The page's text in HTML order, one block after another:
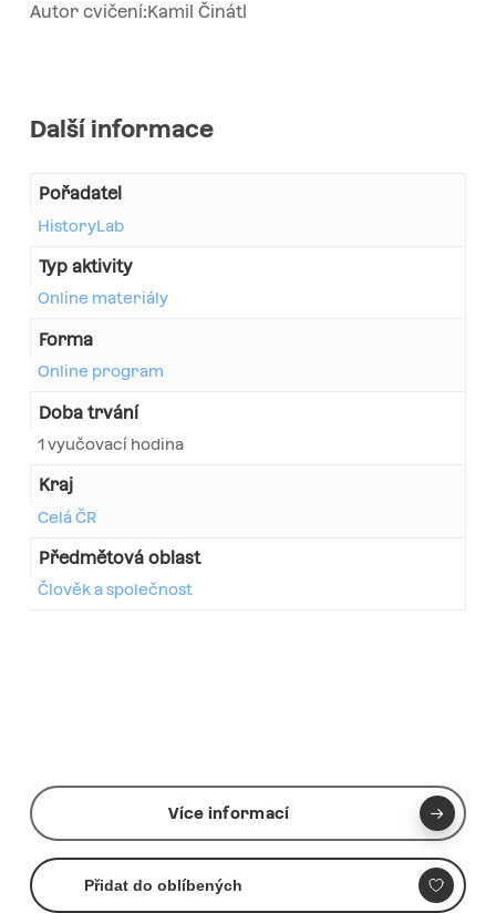
Autor cvičení:Kamil Činátl
Další informace
Pořadatel
HistoryLab
Typ aktivity
Online materiály
Forma
Online program
Doba trvání
1 vyučovací hodina
Kraj
Celá ČR
Předmětová oblast
Člověk a společnost
Více informací
Přidat do oblíbených